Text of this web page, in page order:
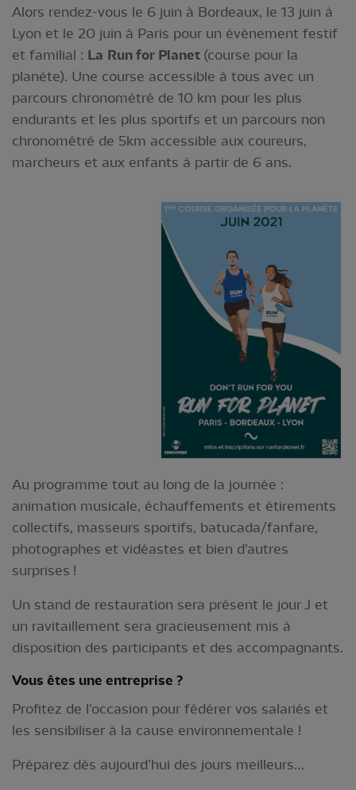
Alors rendez-vous le 6 juin à Bordeaux, le 13 juin à
Lyon et le 20 juin à Paris pour un évènement festif
et familial : La Run for Planet (course pour la
planète). Une course accessible à tous avec un
parcours chronométré de 10 km pour les plus
endurants et les plus sportifs et un parcours non
chronométré de 5km accessible aux coureurs,
marcheurs et aux enfants à partir de 6 ans.
Au programme tout au long de la journée :
animation musicale, échauffements et étirements
collectifs, masseurs sportifs, batucada/fanfare,
photographes et vidéastes et bien d’autres
surprises !
Un stand de restauration sera présent le jour J et
un ravitaillement sera gracieusement mis à
disposition des participants et des accompagnants.
Vous êtes une entreprise ?
Profitez de l'occasion pour fédérer vos salariés et
les sensibiliser à la cause environnementale !
Préparez dès aujourd’hui des jours meilleurs…